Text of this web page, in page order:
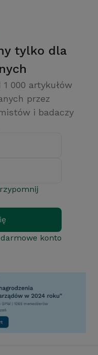
000 artykułów
przez
i badaczy
darmowe konto